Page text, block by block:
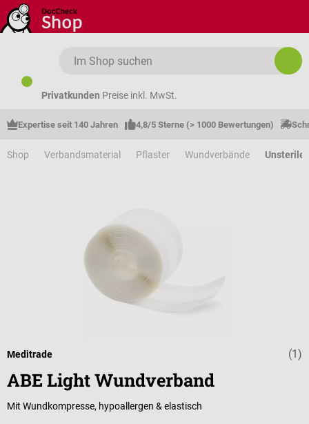
Zum Hauptinhalt springen
Privatkunden Preise inkl. MwSt.
Expertise seit 140 Jahren 4,8/5 Sterne (> 1000 Bewertungen)
Shop Verbandsmaterial Pflaster Wundverbände Unsterile
(1)
Meditrade
ABE Light Wundverband
Mit Wundkompresse, hypoallergen & elastisch